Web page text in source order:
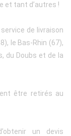
et tant d’autres !
de livraison
le Bas-Rhin (67),
du Doubs et de la
être retirés au
un devis